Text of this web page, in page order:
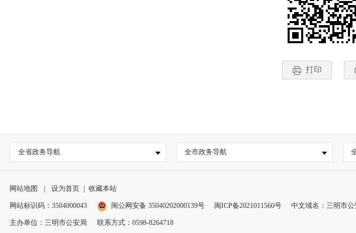
打印
全省政务导航 全市政务导航
网站地图 设为首页 收藏本站
网站标识码：3504000043 闽公网安备 35040202000139号 闽ICP备2021011560号 中文域名：三明市公
主办单位：三明市公安局 联系方式：0598-8264718